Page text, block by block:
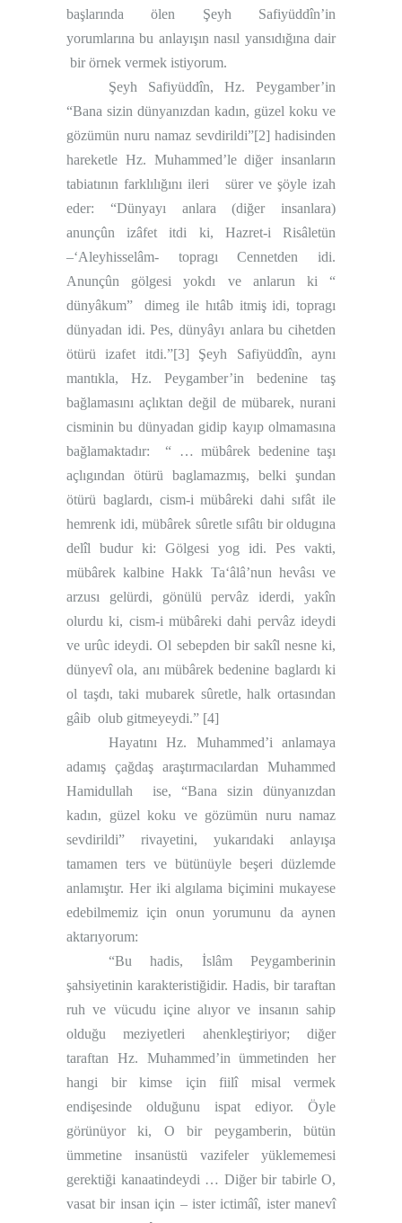
başlarında ölen Şeyh Safiyüddîn’in
yorumlarına bu anlayışın nasıl yansıdığına dair
bir örnek vermek istiyorum.
Şeyh Safiyüddîn, Hz. Peygamber’in
“Bana sizin dünyanızdan kadın, güzel koku ve
gözümün nuru namaz sevdirildi”[2] hadisinden
hareketle Hz. Muhammed’le diğer insanların
tabiatının farklılığını ileri
sürer ve şöyle izah
eder: “Dünyayı anlara (diğer insanlara)
anunçûn izâfet itdi ki, Hazret-i Risâletün
–‘Aleyhisselâm- topragı Cennetden idi.
Anunçûn gölgesi yokdı ve anlarun ki “
dünyâkum”
dimeg ile hıtâb itmiş idi, topragı
dünyadan idi. Pes, dünyâyı anlara bu cihetden
ötürü izafet
itdi.”[3] Şeyh Safiyüddîn, aynı
mantıkla, Hz. Peygamber’in bedenine taş
bağlamasını açlıktan değil de mübarek, nurani
cisminin bu dünyadan gidip kayıp olmamasına
bağlamaktadır:
“ … mübârek bedenine taşı
açlıgından ötürü baglamazmış, belki şundan
ötürü baglardı, cism-i mübâreki dahi sıfât ile
hemrenk idi, mübârek sûretle sıfâtı bir oldugına
delîl budur ki: Gölgesi yog idi. Pes vakti,
mübârek kalbine Hakk Ta‘âlâ’nun hevâsı ve
arzusı gelürdi, gönülü pervâz iderdi, yakîn
olurdu ki, cism-i mübâreki dahi pervâz ideydi
ve urûc ideydi. Ol sebepden bir sakîl nesne ki,
dünyevî ola, anı mübârek bedenine baglardı ki
ol taşdı, taki mubarek sûretle, halk ortasından
gâib olub gitmeyeydi.” [4]
Hayatını Hz. Muhammed’i anlamaya
adamış çağdaş araştırmacılardan Muhammed
Hamidullah
ise, “Bana sizin dünyanızdan
kadın, güzel koku ve gözümün nuru namaz
sevdirildi” rivayetini, yukarıdaki anlayışa
tamamen ters ve bütünüyle beşeri düzlemde
anlamıştır. Her iki algılama biçimini mukayese
edebilmemiz için onun yorumunu da aynen
aktarıyorum:
“Bu hadis, İslâm Peygamberinin
şahsiyetinin karakteristiğidir. Hadis, bir taraftan
ruh ve vücudu içine alıyor ve insanın sahip
olduğu meziyetleri ahenkleştiriyor; diğer
taraftan Hz. Muhammed’in ümmetinden her
hangi bir kimse için fiilî misal vermek
endişesinde olduğunu ispat ediyor. Öyle
görünüyor ki, O bir peygamberin, bütün
ümmetine insanüstü vazifeler yüklememesi
gerektiği kanaatindeydi … Diğer bir tabirle O,
vasat bir insan için – ister ictimâî, ister manevî